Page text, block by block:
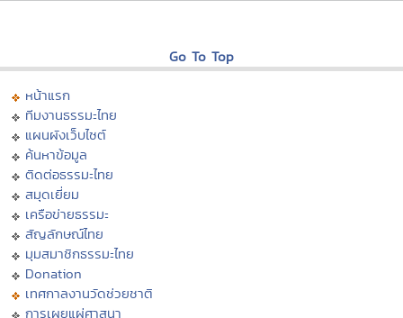
Go To Top
หน้าแรก
ทีมงานธรรมะไทย
แผนผังเว็บไซต์
ค้นหาข้อมูล
ติดต่อธรรมะไทย
สมุดเยี่ยม
เครือข่ายธรรมะ
สัญลักษณ์ไทย
มุมสมาชิกธรรมะไทย
Donation
เทศกาลงานวัดช่วยชาติ
การเผยแผ่ศาสนา